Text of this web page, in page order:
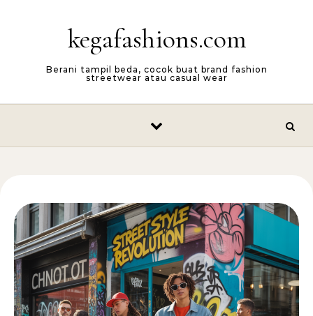
kegafashions.com
Berani tampil beda, cocok buat brand fashion
streetwear atau casual wear